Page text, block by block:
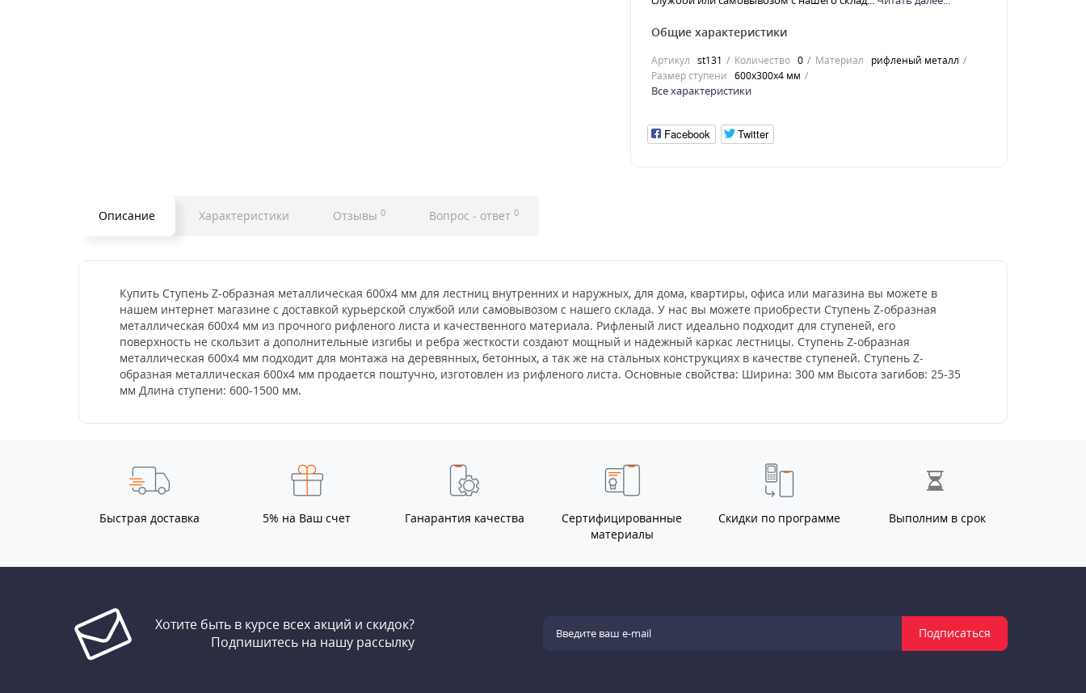
Общие характеристики
Артикул st131 Количество 0 Материал
рифленый металл
Размер ступени 600x300x4 мм
Все характеристики
Facebook Twitter
Описание Характеристики Отзывы 0 Вопрос - ответ 0
Купить Ступень Z-образная металлическая 600x4 мм для лестниц внутренних и наружных, для дома, квартиры, офиса или магазина вы можете в
нашем интернет магазине с доставкой курьерской службой или самовывозом с нашего склада. У нас вы можете приобрести Ступень Z-образная
металлическая 600x4 мм из прочного рифленого листа и качественного материала. Рифленый лист идеально подходит для ступеней, его
поверхность не скользит а дополнительные изгибы и ребра жесткости создают мощный и надежный каркас лестницы. Ступень Z-образная
металлическая 600x4 мм подходит для монтажа на деревянных, бетонных, а так же на стальных конструкциях в качестве ступеней. Ступень Z-
образная металлическая 600x4 мм продается поштучно, изготовлен из рифленого листа. Основные свойства: Ширина: 300 мм Высота загибов: 25-35
мм Длина ступени: 600-1500 мм.
Быстрая доставка 5% на Ваш счет Ганарантия качества
Сертифицированные
материалы
Скидки по программе Выполним в срок
Хотите быть в курсе всех акций и скидок?
Подпишитесь на нашу рассылку
Подписаться